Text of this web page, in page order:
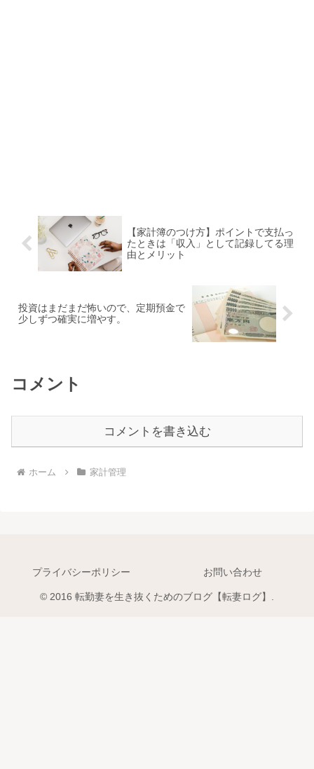
【家計簿のつけ方】ポイントで支払っ
たときは「収入」として記録してる理
由とメリット
投資はまだまだ怖いので、定期預金で
少しずつ確実に増やす。
コメント
コメントを書き込む
ホーム 家計管理
プライバシーポリシー お問い合わせ
© 2016 転勤妻を生き抜くためのブログ【転妻ログ】.